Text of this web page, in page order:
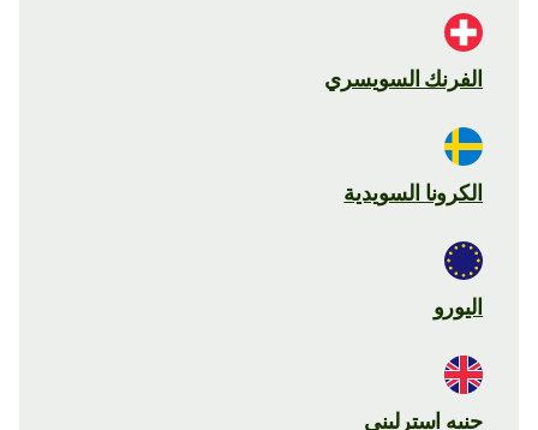
الفرنك السويسري
الكرونا السويدية
اليورو
جنيه استرليني